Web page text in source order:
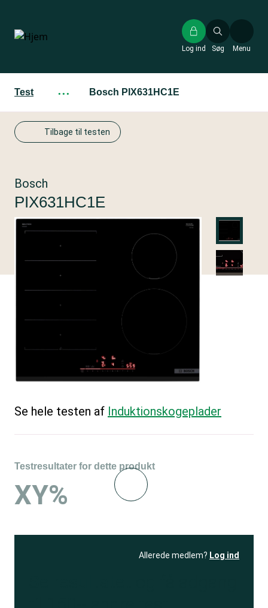
hovedindhold
Søg
Log ind Menu
Test ··· Bosch PIX631HC1E
Tilbage til testen
Bosch
PIX631HC1E
Se hele testen af Induktions­kogeplader
Testresultater for dette produkt
XY%
Allerede medlem? Log ind